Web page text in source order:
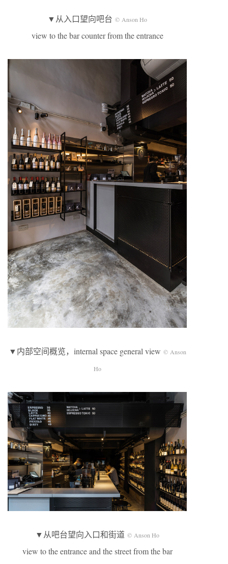
▼从入口望向吧台 © Anson Ho
view to the bar counter from the entrance
▼内部空间概览，internal space general view © Anson
Ho
▼从吧台望向入口和街道 © Anson Ho
view to the entrance and the street from the bar